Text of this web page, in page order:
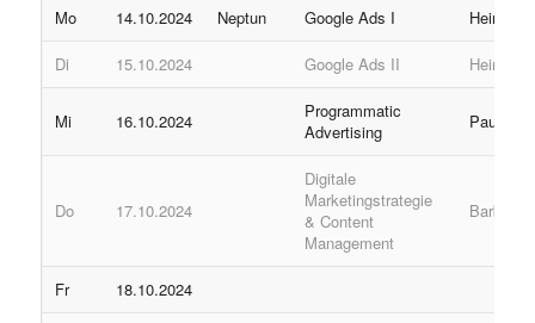
Mo 14.10.2024 Neptun Google Ads I Heinz
Di 15.10.2024 Google Ads II Heinz
Mi 16.10.2024
Programmatic
Advertising
Paul
Do 17.10.2024
Digitale
Marketingstrategie
& Content
Management
Barbara
Fr 18.10.2024